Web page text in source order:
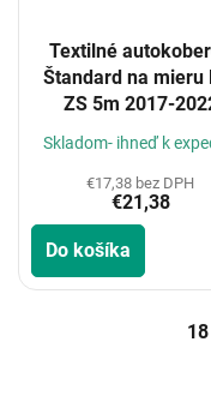
Textilné
Štandard na mieru
ZS 5m 2017-
Skladom- ihneď k
€17,38 bez DPH
€21,38
Do košíka
18